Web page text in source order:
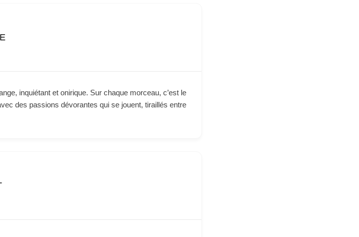
inquiétant et onirique. Sur chaque morceau, c’est le
des passions dévorantes qui se jouent, tiraillés entre